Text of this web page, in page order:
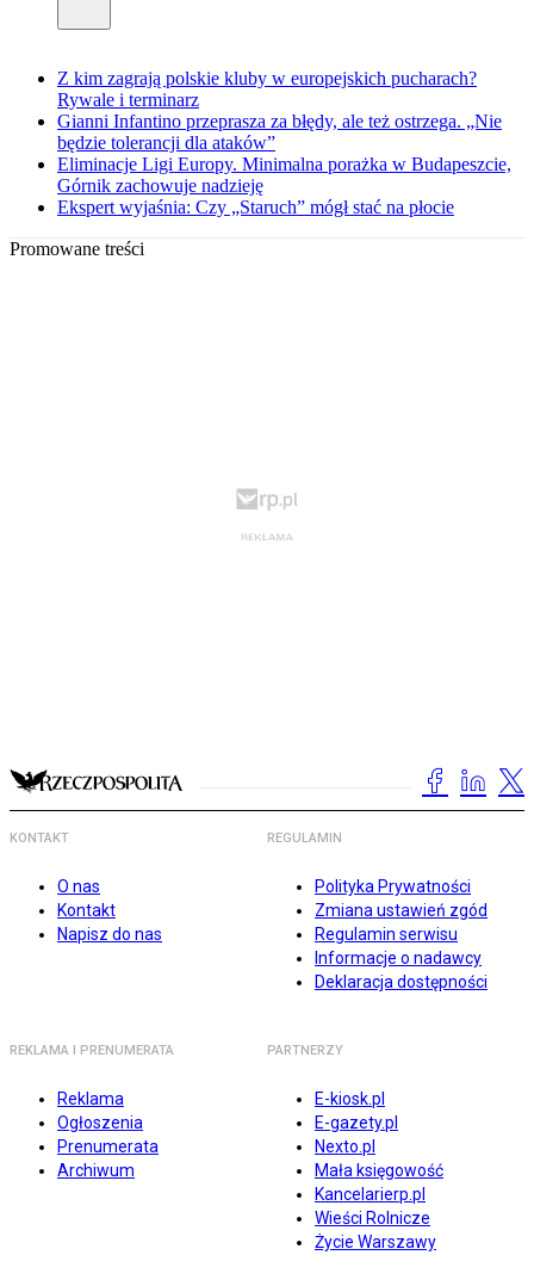
Z kim zagrają polskie kluby w europejskich pucharach?
Rywale i terminarz
Gianni Infantino przeprasza za błędy, ale też ostrzega. „Nie
będzie tolerancji dla ataków”
Eliminacje Ligi Europy. Minimalna porażka w Budapeszcie,
Górnik zachowuje nadzieję
Ekspert wyjaśnia: Czy „Staruch” mógł stać na płocie
Promowane treści
KONTAKT
O nas
Kontakt
Napisz do nas
REGULAMIN
Polityka Prywatności
Zmiana ustawień zgód
Regulamin serwisu
Informacje o nadawcy
Deklaracja dostępności
REKLAMA I PRENUMERATA
Reklama
Ogłoszenia
Prenumerata
Archiwum
PARTNERZY
E-kiosk.pl
E-gazety.pl
Nexto.pl
Mała księgowość
Kancelarierp.pl
Wieści Rolnicze
Życie Warszawy